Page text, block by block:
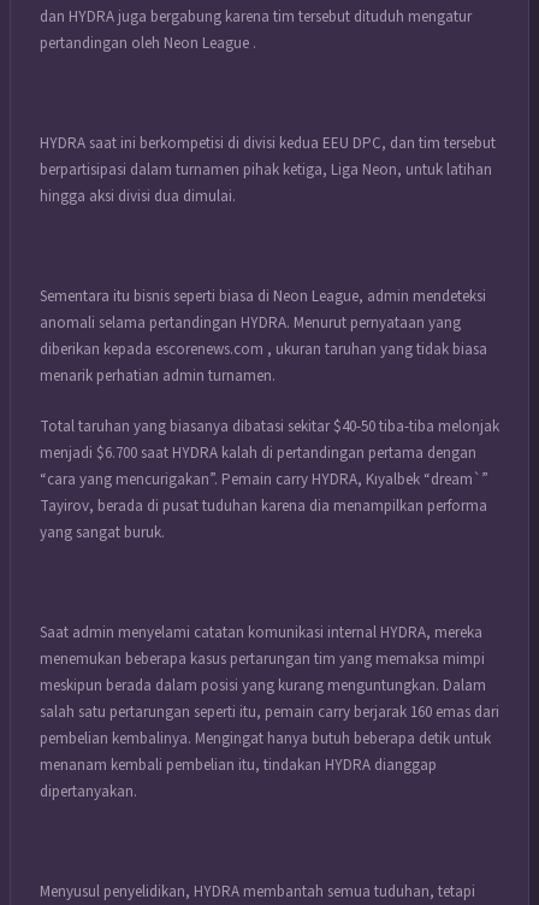
dan HYDRA juga bergabung karena tim tersebut dituduh mengatur
pertandingan oleh Neon League .
HYDRA saat ini berkompetisi di divisi kedua EEU DPC, dan tim tersebut
berpartisipasi dalam turnamen pihak ketiga, Liga Neon, untuk latihan
hingga aksi divisi dua dimulai.
Sementara itu bisnis seperti biasa di Neon League, admin mendeteksi
anomali selama pertandingan HYDRA. Menurut pernyataan yang
diberikan kepada escorenews.com , ukuran taruhan yang tidak biasa
menarik perhatian admin turnamen.
Total taruhan yang biasanya dibatasi sekitar $40-50 tiba-tiba melonjak
menjadi $6.700 saat HYDRA kalah di pertandingan pertama dengan
“cara yang mencurigakan”. Pemain carry HYDRA, Kıyalbek “dream`”
Tayirov, berada di pusat tuduhan karena dia menampilkan performa
yang sangat buruk.
Saat admin menyelami catatan komunikasi internal HYDRA, mereka
menemukan beberapa kasus pertarungan tim yang memaksa mimpi
meskipun berada dalam posisi yang kurang menguntungkan. Dalam
salah satu pertarungan seperti itu, pemain carry berjarak 160 emas dari
pembelian kembalinya. Mengingat hanya butuh beberapa detik untuk
menanam kembali pembelian itu, tindakan HYDRA dianggap
dipertanyakan.
Menyusul penyelidikan, HYDRA membantah semua tuduhan, tetapi